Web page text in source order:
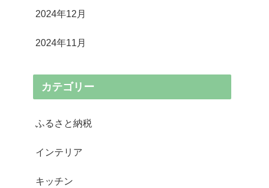
2024年12月
2024年11月
カテゴリー
ふるさと納税
インテリア
キッチン